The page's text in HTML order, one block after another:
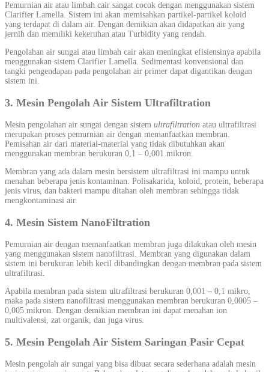
Pemurnian air atau limbah cair sangat cocok dengan menggunakan sistem
Clarifier Lamella. Sistem ini akan memisahkan partikel-partikel koloid
yang terdapat di dalam air. Dengan demikian akan didapatkan air yang
jernih dan memiliki kekeruhan atau Turbidity yang rendah.
Pengolahan air sungai atau limbah cair akan meningkat efisiensinya apabila
menggunakan sistem Clarifier Lamella. Sedimentasi konvensional dan
tangki pengendapan pada pengolahan air primer dapat digantikan dengan
sistem ini.
3. Mesin Pengolah Air Sistem Ultrafiltration
Mesin pengolahan air sungai dengan sistem ultrafiltration atau ultrafiltrasi
merupakan proses pemurnian air dengan memanfaatkan membran.
Pemisahan air dari material-material yang tidak dibutuhkan akan
menggunakan membran berukuran 0,1 – 0,001 mikron.
Membran yang ada dalam mesin bersistem ultrafiltrasi ini mampu untuk
menahan beberapa jenis kontaminan. Polisakarida, koloid, protein, beberapa
jenis virus, dan bakteri mampu ditahan oleh membran sehingga tidak
mengkontaminasi air.
4. Mesin Sistem NanoFiltration
Pemurnian air dengan memanfaatkan membran juga dilakukan oleh mesin
yang menggunakan sistem nanofiltrasi. Membran yang digunakan dalam
sistem ini berukuran lebih kecil dibandingkan dengan membran pada sistem
ultrafiltrasi.
Apabila membran pada sistem ultrafiltrasi berukuran 0,001 – 0,1 mikro,
maka pada sistem nanofiltrasi menggunakan membran berukuran 0,0005 –
0,005 mikron. Dengan demikian membran ini dapat menahan ion
multivalensi, zat organik, dan juga virus.
5. Mesin Pengolah Air Sistem Saringan Pasir Cepat
Mesin pengolah air sungai yang bisa dibuat secara sederhana adalah mesin